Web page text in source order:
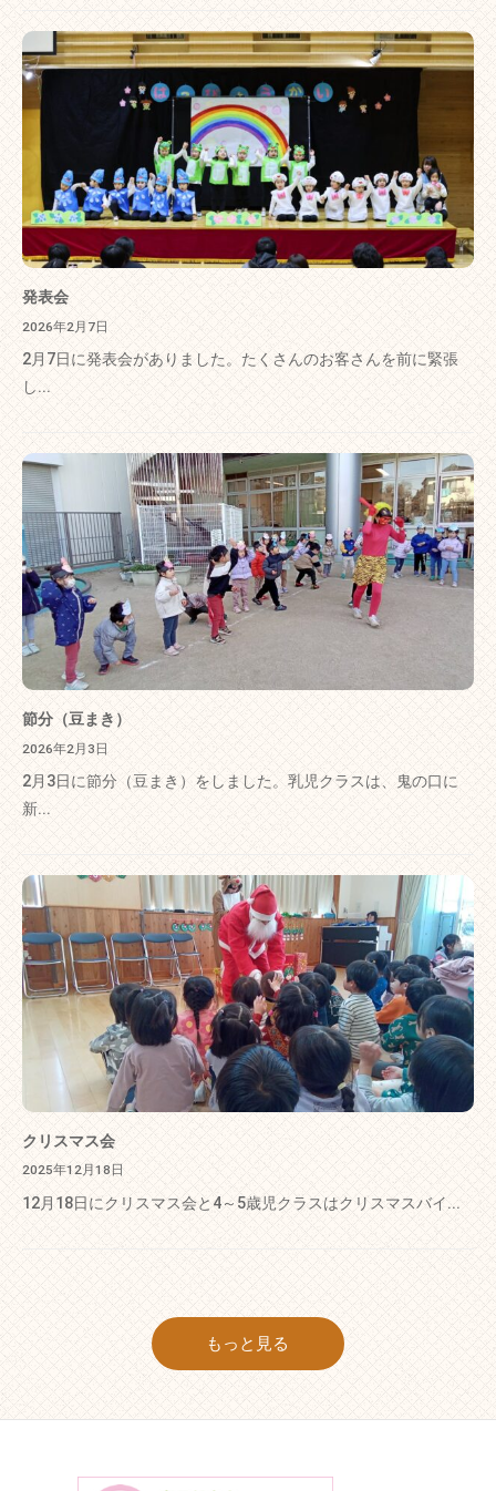
発表会
2026年2月7日
2月7日に発表会がありました。たくさんのお客さんを前に緊張
し...
節分（豆まき）
2026年2月3日
2月3日に節分（豆まき）をしました。乳児クラスは、鬼の口に
新...
クリスマス会
2025年12月18日
12月18日にクリスマス会と4～5歳児クラスはクリスマスバイ...
もっと見る